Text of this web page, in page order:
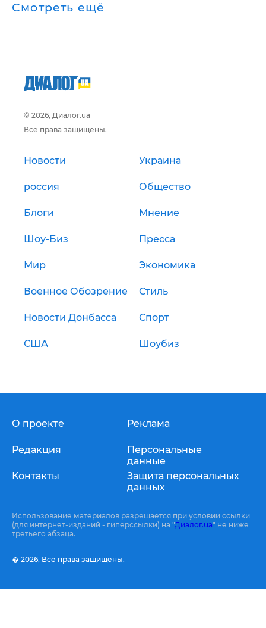
Смотреть ещё
© 2026, Диалог.ua
Все права защищены.
Новости Украина
россия Общество
Блоги Мнение
Шоу-Биз Пресса
Мир Экономика
Военное Обозрение Стиль
Новости Донбасса Спорт
США Шоубиз
О проекте
Редакция
Контакты
Реклама
Персональные
данные
Защита персональных
данных
Использование материалов разрешается при условии ссылки
(для интернет-изданий - гиперссылки) на "Диалог.ua" не ниже
третьего абзаца.
� 2026, Все права защищены.